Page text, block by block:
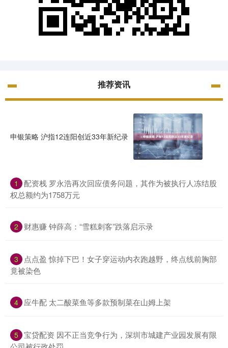
推荐资讯
申银策略 沪指12连阳创近33年新纪录
1
配资栈 罗永浩再次回应债务问题，其作为被执行人冻结股
权总额约为1758万元
2 财惠赚 钟薛高：“雪糕刺客”跌落启示录
3
点点盈 惊掉下巴！女子穿运动内衣跑越野，终点线前胸部
竟被染色
4 应牛配 太二酸菜鱼等多款预制菜在山姆上架
5 宝贷配资 因不正当竞争行为，深圳市城建产业园发展有限